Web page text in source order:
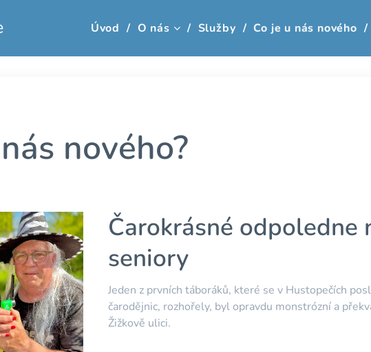
Úvod O nás Služby Co je u nás nového
nového?
Čarokrásné odpoledne
seniory
Jeden z prvních táboráků, které se v Hustopečích
čarodějnic, rozhořely, byl opravdu monstrózní a
Žižkově ulici.